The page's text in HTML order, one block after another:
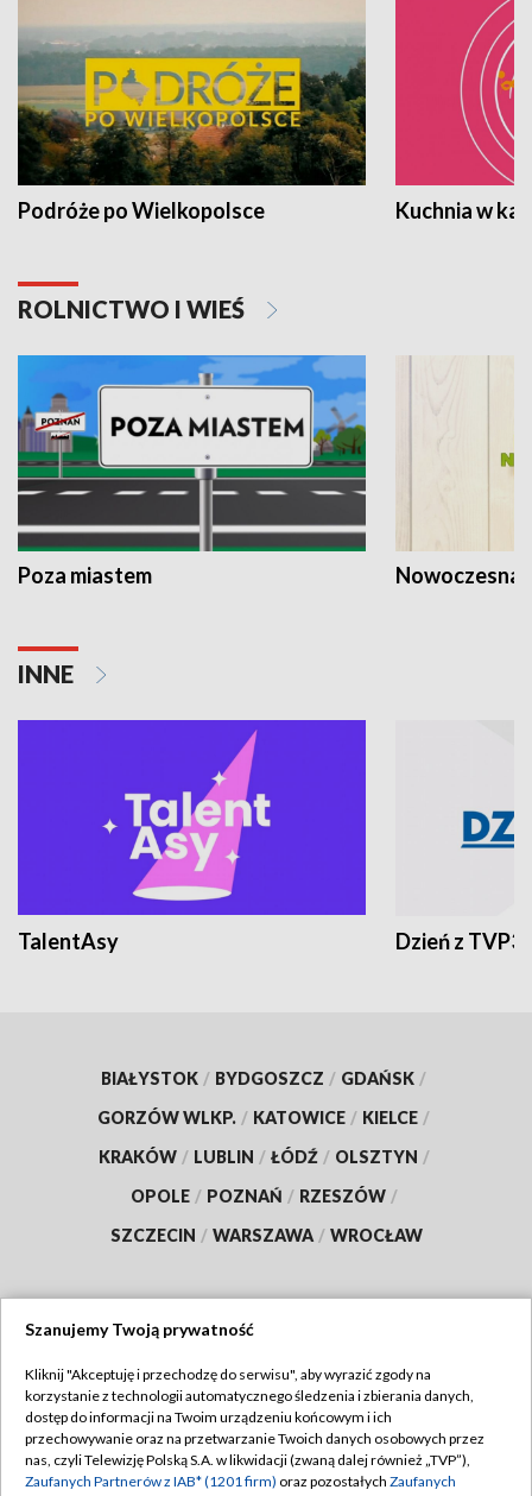
Podróże po Wielkopolsce Kuchnia w
ROLNICTWO I WIEŚ
Poza miastem Nowoczesna
INNE
TalentAsy Dzień z TVP3
BIAŁYSTOK / BYDGOSZCZ / GDAŃSK /
GORZÓW WLKP. / KATOWICE / KIELCE /
KRAKÓW / LUBLIN / ŁÓDŹ / OLSZTYN /
OPOLE / POZNAŃ / RZESZÓW /
SZCZECIN / WARSZAWA / WROCŁAW
TVP
Abonament TVP
Emisja w TVP
Regulamin TVP
Polityka prywatności
Szanujemy Twoją prywatność
Kliknij "Akceptuję i przechodzę do serwisu", aby wyrazić zgody na
korzystanie z technologii automatycznego śledzenia i zbierania danych,
dostęp do informacji na Twoim urządzeniu końcowym i ich
przechowywanie oraz na przetwarzanie Twoich danych osobowych przez
nas, czyli Telewizję Polską S.A. w likwidacji (zwaną dalej również „TVP”),
Zaufanych Partnerów z IAB* (1201 firm) oraz pozostałych Zaufanych